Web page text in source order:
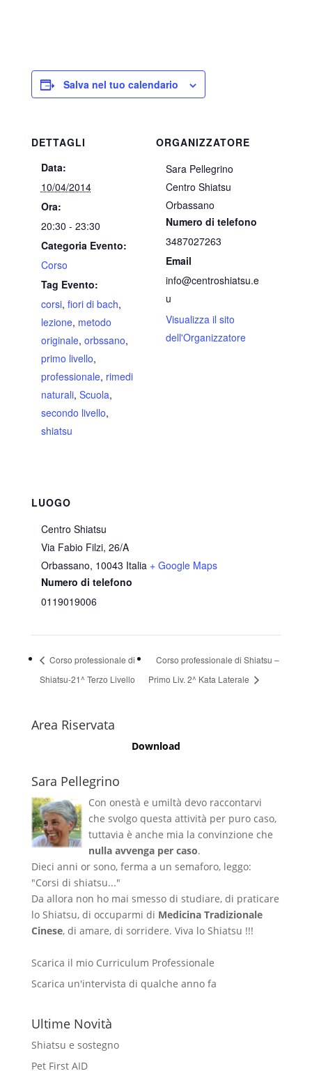
Salva nel tuo calendario
DETTAGLI
Data:
10/04/2014
Ora:
20:30 - 23:30
Categoria Evento:
Corso
Tag Evento:
corsi, fiori di bach,
lezione, metodo
originale, orbssano,
primo livello,
professionale, rimedi
naturali, Scuola,
secondo livello,
shiatsu
ORGANIZZATORE
Sara Pellegrino
Centro Shiatsu
Orbassano
Numero di telefono
3487027263
Email
info@centroshiatsu.e
u
Visualizza il sito
dell'Organizzatore
LUOGO
Centro Shiatsu
Via Fabio Filzi, 26/A
Orbassano, 10043 Italia + Google Maps
Numero di telefono
0119019006
Corso professionale di
Shiatsu-21^ Terzo Livello
Corso professionale di Shiatsu –
Primo Liv. 2^ Kata Laterale
Area Riservata
Download
Sara Pellegrino
Con onestà e umiltà devo raccontarvi
che svolgo questa attività per puro caso,
tuttavia è anche mia la convinzione che
nulla avvenga per caso.
Dieci anni or sono, ferma a un semaforo, leggo:
"Corsi di shiatsu..."
Da allora non ho mai smesso di studiare, di praticare
lo Shiatsu, di occuparmi di Medicina Tradizionale
Cinese, di amare, di sorridere. Viva lo Shiatsu !!!
Scarica il mio Curriculum Professionale
Scarica un'intervista di qualche anno fa
Ultime Novità
Shiatsu e sostegno
Pet First AID